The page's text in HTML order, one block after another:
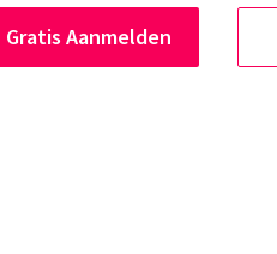
Gratis Aanmelden